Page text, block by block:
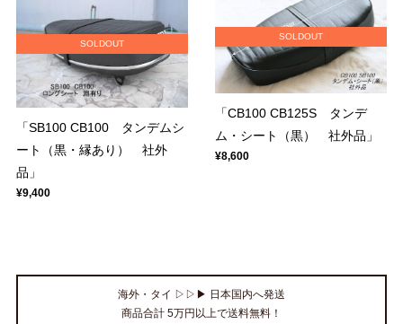
SOLDOUT
「SB100 CB100 タンデムシ
ート（黒・縁あり） 社外
品」
¥9,400
SOLDOUT
「CB100 CB125S タンデ
ム・シート（黒） 社外品」
¥8,600
海外・タイ ▷▷▶ 日本国内へ発送
商品合計 5万円以上で送料無料！